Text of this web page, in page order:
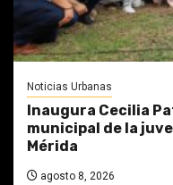
Noticias Urbanas
Inaugura Cecilia
municipal de la
Mérida
agosto 8, 2026